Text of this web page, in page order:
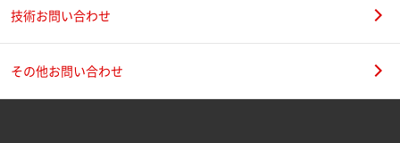
技術お問い合わせ
その他お問い合わせ